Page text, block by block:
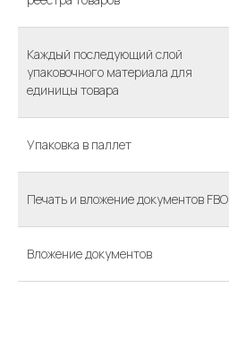
Каждый последующий слой
упаковочного материала для
единицы товара
Упаковка в паллет
Печать и вложение документов FBO
Вложение документов